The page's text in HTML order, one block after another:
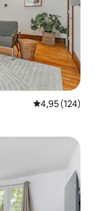
Note
4,95 (124)